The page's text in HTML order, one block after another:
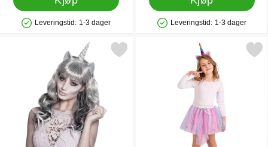
Produkttilgjengelighet: På lager
Leveringstid: 1-3 dager
Produkttilgjengelighet: På lager
Leveringstid: 1-3 dager
spøkelse Enhjørning Parykk med Horn som favoritt
Merk princess Unicorn